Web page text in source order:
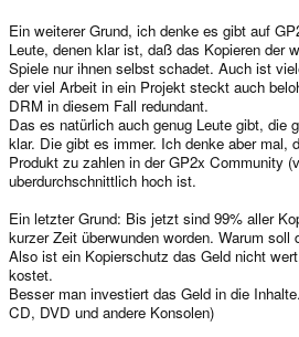
Ein weiterer Grund, ich denke es gibt auf
Leute, denen klar ist, daß das Kopieren der
Spiele nur ihnen selbst schadet. Auch ist
der viel Arbeit in ein Projekt steckt auch
DRM in diesem Fall redundant.
Das es natürlich auch genug Leute gibt, die
klar. Die gibt es immer. Ich denke aber mal,
Produkt zu zahlen in der GP2x Community
uberdurchschnittlich hoch ist.
Ein letzter Grund: Bis jetzt sind 99% aller
kurzer Zeit überwunden worden. Warum soll
Also ist ein Kopierschutz das Geld nicht
kostet.
Besser man investiert das Geld in die
CD, DVD und andere Konsolen)